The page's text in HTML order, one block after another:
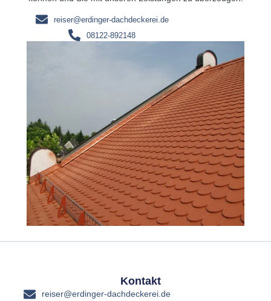
reiser@erdinger-dachdeckerei.de
08122-892148
Kontakt
reiser@erdinger-dachdeckerei.de